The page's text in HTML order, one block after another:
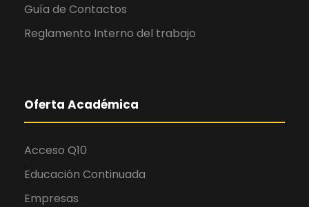
Guía de Contactos
Reglamento Interno del trabajo
Oferta Académica
Acceso Q10
Educación Continuada
Empresas